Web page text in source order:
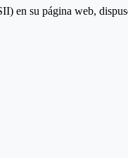
en su página web,